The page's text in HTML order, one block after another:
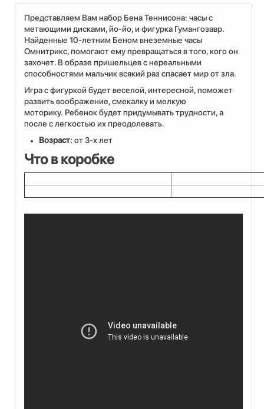
Представляем Вам набор Бена Теннисона: часы с
метающими дисками, йо-йо, и фигурка Гумангозавр.
Найденные 10-летним Беном внеземные часы
Омнитрикс, помогают ему превращаться в того, кого он
захочет. В образе пришельцев с нереальными
способностями мальчик всякий раз спасает мир от зла.
Игра с фигуркой будет веселой, интересной, поможет
развить воображение, смекалку и мелкую
моторику. Ребенок будет придумывать трудности, а
после с легкостью их преодолевать.
Возраст:от 3-х лет
Что в коробке